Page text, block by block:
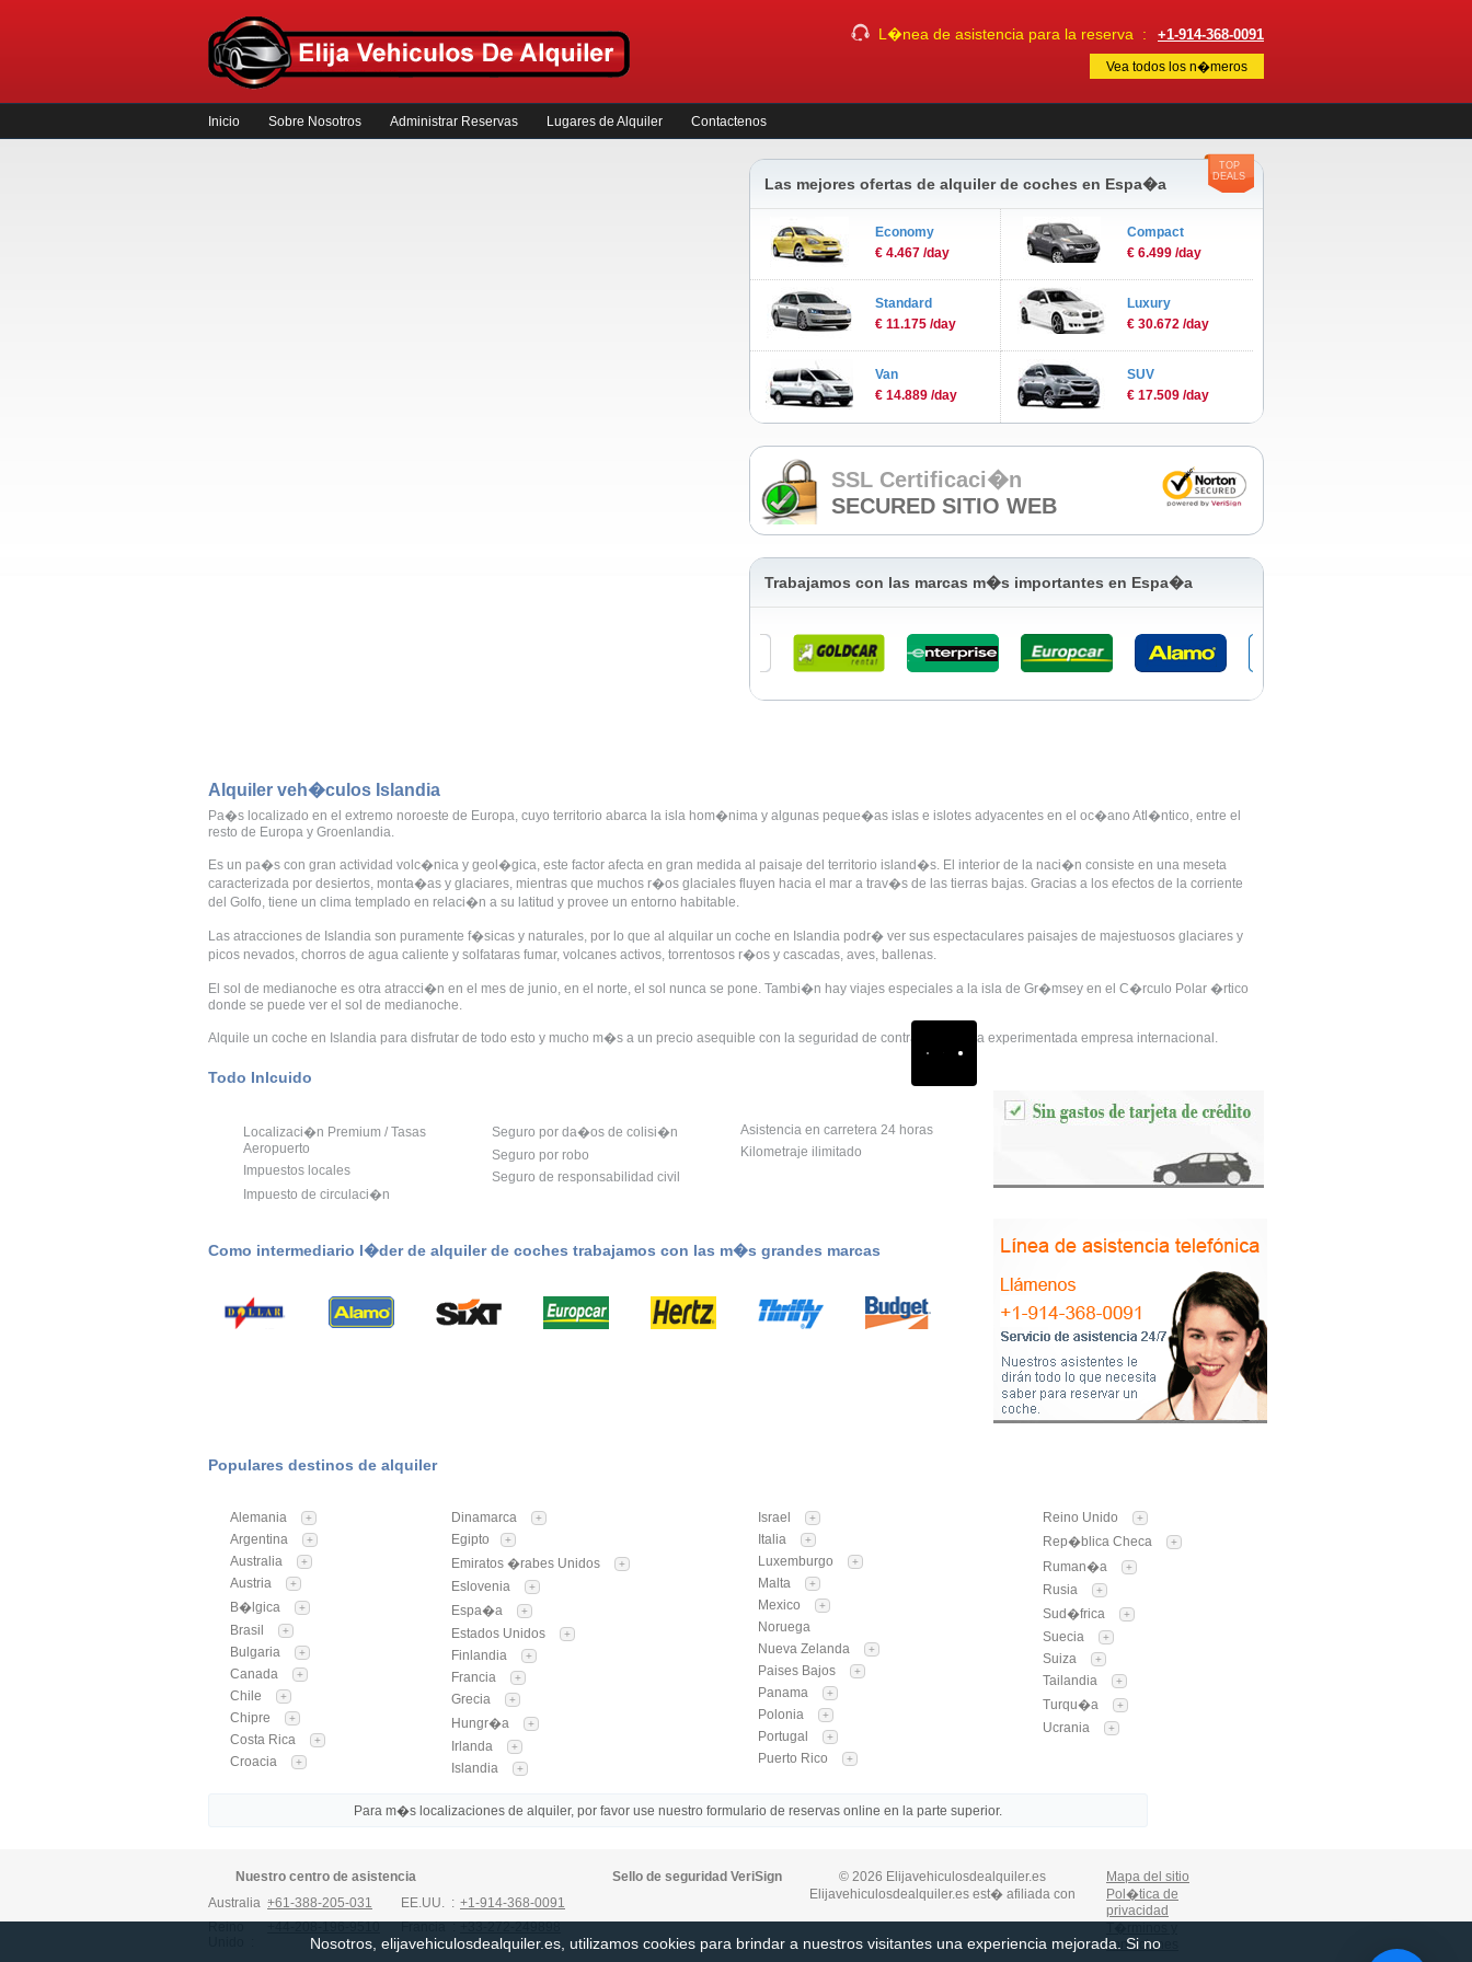
L�nea de asistencia para la reserva : +1-914-368-0091
Vea todos los n�meros
Inicio Sobre Nosotros Administrar Reservas Lugares de Alquiler Contactenos
TOP
DEALS
Las mejores ofertas de alquiler de coches en Espa�a
Economy
€ 4.467 /day
Compact
€ 6.499 /day
Standard
€ 11.175 /day
Luxury
€ 30.672 /day
Van
€ 14.889 /day
SUV
€ 17.509 /day
SSL Certificaci�n
SECURED SITIO WEB
Trabajamos con las marcas m�s importantes en Espa�a
Alquiler veh�culos Islandia
Pa�s localizado en el extremo noroeste de Europa, cuyo territorio abarca la isla hom�nima y algunas peque�as islas e islotes adyacentes en el oc�ano Atl�ntico, entre el
resto de Europa y Groenlandia.
Es un pa�s con gran actividad volc�nica y geol�gica, este factor afecta en gran medida al paisaje del territorio island�s. El interior de la naci�n consiste en una meseta
caracterizada por desiertos, monta�as y glaciares, mientras que muchos r�os glaciales fluyen hacia el mar a trav�s de las tierras bajas. Gracias a los efectos de la corriente
del Golfo, tiene un clima templado en relaci�n a su latitud y provee un entorno habitable.
Las atracciones de Islandia son puramente f�sicas y naturales, por lo que al alquilar un coche en Islandia podr� ver sus espectaculares paisajes de majestuosos glaciares y
picos nevados, chorros de agua caliente y solfataras fumar, volcanes activos, torrentosos r�os y cascadas, aves, ballenas.
El sol de medianoche es otra atracci�n en el mes de junio, en el norte, el sol nunca se pone. Tambi�n hay viajes especiales a la isla de Gr�msey en el C�rculo Polar �rtico
donde se puede ver el sol de medianoche.
Alquile un coche en Islandia para disfrutar de todo esto y mucho m�s a un precio asequible con la seguridad de contratar con una experimentada empresa internacional.
Todo Inlcuido
Localizaci�n Premium / Tasas
Aeropuerto
Impuestos locales
Impuesto de circulaci�n
Seguro por da�os de colisi�n
Seguro por robo
Seguro de responsabilidad civil
Asistencia en carretera 24 horas
Kilometraje ilimitado
Como intermediario l�der de alquiler de coches trabajamos con las m�s grandes marcas
Populares destinos de alquiler
Alemania +
Argentina +
Australia +
Austria +
B�lgica +
Brasil +
Bulgaria +
Canada +
Chile +
Chipre +
Costa Rica +
Croacia +
Dinamarca +
Egipto +
Emiratos �rabes Unidos +
Eslovenia +
Espa�a +
Estados Unidos +
Finlandia +
Francia +
Grecia +
Hungr�a +
Irlanda +
Islandia +
Israel +
Italia +
Luxemburgo +
Malta +
Mexico +
Noruega
Nueva Zelanda
+
Paises Bajos +
Panama +
Polonia +
Portugal +
Puerto Rico +
Reino Unido +
Rep�blica Checa +
Ruman�a +
Rusia +
Sud�frica +
Suecia +
Suiza +
Tailandia +
Turqu�a +
Ucrania +
Para m�s localizaciones de alquiler, por favor use nuestro formulario de reservas online en la parte superior.
Nuestro centro de asistencia
Australia :+61-388-205-031
EE.UU. : +1-914-368-0091
Sello de seguridad VeriSign
© 2026 Elijavehiculosdealquiler.es
Elijavehiculosdealquiler.es est� afiliada con
Mapa del sitio
Pol�tica de
privacidad
condiciones
Nosotros, elijavehiculosdealquiler.es, utilizamos cookies para brindar a nuestros visitantes una experiencia mejorada. Si no